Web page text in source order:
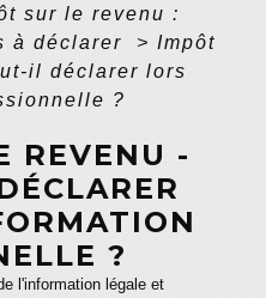
sur le revenu :
à déclarer
> Impôt
il déclarer lors
?
REVENU -
?
l'information légale et